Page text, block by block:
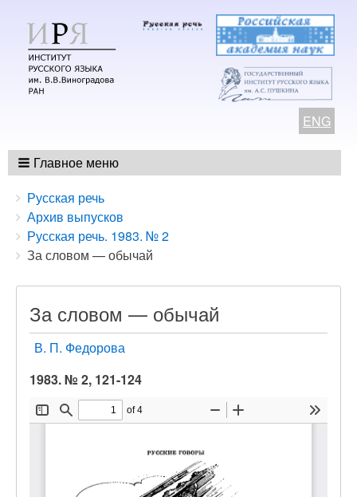
ENG
Главное меню
Breadcrumbs
You
are
here:
Русская речь
Архив выпусков
Русская речь. 1983. № 2
За словом — обычай
За словом — обычай
В. П. Федорова
1983. № 2, 121-124